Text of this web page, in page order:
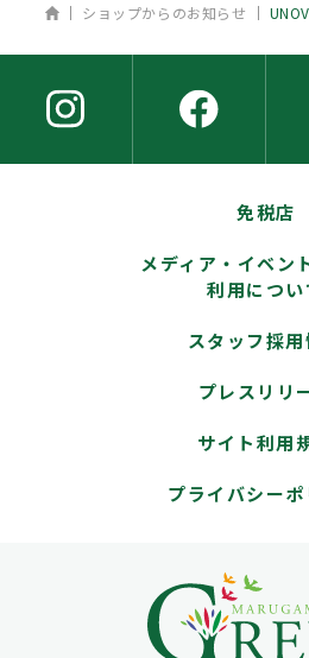
ホーム
ショップからのお知らせ
免税店
メディア・イベン
利用につい
スタッフ採用
プレスリリ
サイト利用
プライバシーポ